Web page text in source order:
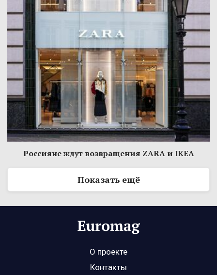
Россияне ждут возвращения ZARA и IKEA
Показать ещё
О проекте
Контакты